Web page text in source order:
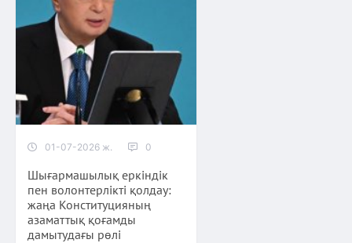
01-07-2026 ж. 0
Шығармашылық еркіндік
пен волонтерлікті қолдау:
жаңа Конституцияның
азаматтық қоғамды
дамытудағы рөлі